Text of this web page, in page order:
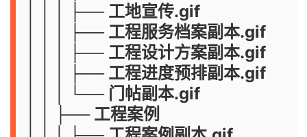
│ │ │ ├── 工地宣传.gif
│ │ │ ├── 工程服务档案副本.gif
│ │ │ ├── 工程设计方案副本.gif
│ │ │ ├── 工程进度预排副本.gif
│ │ │ └── 门帖副本.gif
│ │ ├── 工程案例